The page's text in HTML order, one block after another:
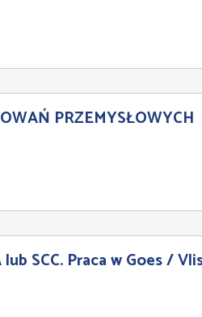
PRZEMYSŁOWYCH
lub SCC. Praca w Goes /